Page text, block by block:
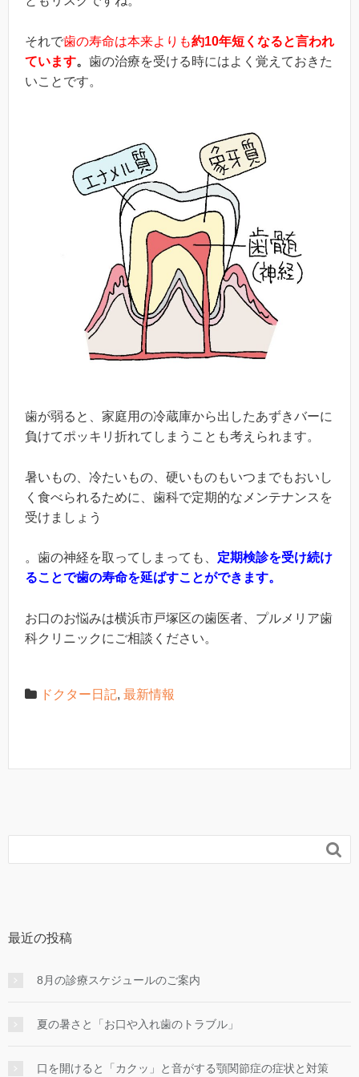
それで歯の寿命は本来よりも約10年短くなると言われ
ています。 歯の治療を受ける時にはよく覚えておきた
いことです。
歯が弱ると、家庭用の冷蔵庫から出したあずきバーに
負けてポッキリ折れてしまうことも考えられます。
暑いもの、冷たいもの、硬いものもいつまでもおいし
く食べられるために、歯科で定期的なメンテナンスを
受けましょう
。歯の神経を取ってしまっても、 定期検診を受け続け
ることで歯の寿命を延ばすことができます。
お口のお悩みは横浜市戸塚区の歯医者、プルメリア歯
科クリニックにご相談ください。
ドクター日記, 最新情報

最近の投稿
8月の診療スケジュールのご案内
夏の暑さと「お口や入れ歯のトラブル」
口を開けると「カクッ」と音がする顎関節症の症状と対策